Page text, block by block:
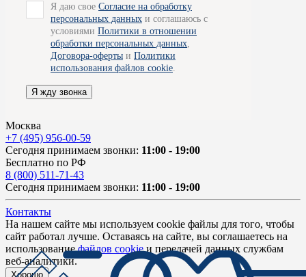
Я даю свое Согласие на обработку
персональных данных и соглашаюсь с
условиями Политики в отношении
обработки персональных данных
Договора-оферты и Политики
использования файлов cookie
Я жду звонка
Москва
+7 (495) 956-00-59
Сегодня принимаем звонки: 11:00 - 19:00
Бесплатно по РФ
8 (800) 511-71-43
Сегодня принимаем звонки: 11:00 - 19:00
Контакты
На нашем сайте мы используем cookie файлы для того, чтобы
сайт работал лучше. Оставаясь на сайте, вы соглашаетесь на
использованиефайлов cookieи передачей данных службам
веб-аналитики.
Хорошо